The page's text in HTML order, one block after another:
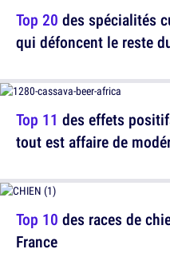
Top 11 des effets
tout est affaire de
Top 20 des spécialités
qui défoncent le reste
Top 10 des races de
France